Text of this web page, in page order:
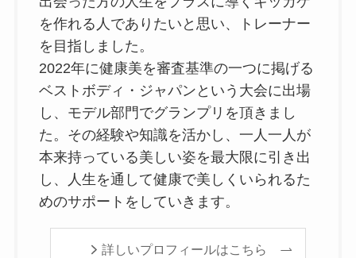
を作れる人でありたいと思い、トレーナー
を目指しました。
2022年に健康美を審査基準の一つに掲げる
ベストボディ・ジャパンという大会に出場
し、モデル部門でグランプリを頂きまし
た。その経験や知識を活かし、一人一人が
本来持っている美しい姿を最大限に引き出
し、人生を通して健康で美しくいられるた
めのサポートをしていきます。
詳しいプロフィールはこちら